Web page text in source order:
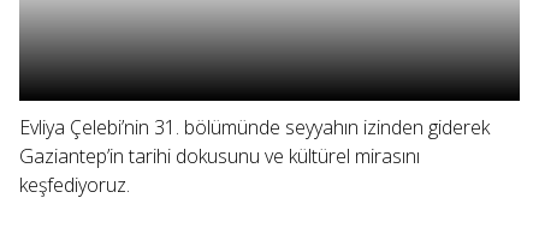
Evliya Çelebi’nin 31. bölümünde seyyahın izinden giderek
Gaziantep’in tarihi dokusunu ve kültürel mirasını
keşfediyoruz.